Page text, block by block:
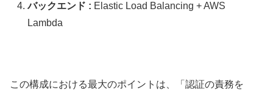
バックエンド : Elastic Load Balancing + AWS
Lambda
この構成における最大のポイントは、「認証の責務を